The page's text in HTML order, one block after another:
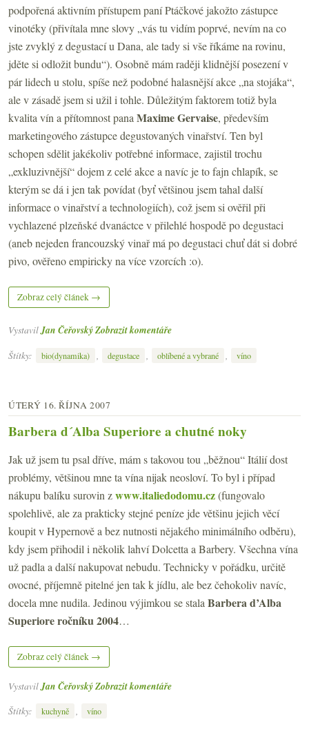
podpořená aktivním přístupem paní Ptáčkové jakožto zástupce
vinotéky (přivítala mne slovy „vás tu vidím poprvé, nevím na co
jste zvyklý z degustací u Dana, ale tady si vše říkáme na rovinu,
jděte si odložit bundu“). Osobně mám raději klidnější posezení v
pár lidech u stolu, spíše než podobné halasnější akce „na stojáka“,
ale v zásadě jsem si užil i tohle. Důležitým faktorem totiž byla
kvalita vín a přítomnost pana Maxime Gervaise, především
marketingového zástupce degustovaných vinařství. Ten byl
schopen sdělit jakékoliv potřebné informace, zajistil trochu
„exkluzivnější“ dojem z celé akce a navíc je to fajn chlapík, se
kterým se dá i jen tak povídat (byť většinou jsem tahal další
informace o vinařství a technologiích), což jsem si ověřil při
vychlazené plzeňské dvanáctce v přilehlé hospodě po degustaci
(aneb nejeden francouzský vinař má po degustaci chuť dát si dobré
pivo, ověřeno empiricky na více vzorcích :o).
Zobraz celý článek →
VystavilJan ČeřovskýZobrazit komentáře
Štítky:
bio(dynamika) degustace oblíbené a vybrané víno
ÚTERÝ 16. ŘÍJNA 2007
Barbera d´Alba Superiore a chutné noky
Jak už jsem tu psal dříve, mám s takovou tou „běžnou“ Itálií dost
problémy, většinou mne ta vína nijak neosloví. To byl i případ
nákupu balíku surovin zwww.italiedodomu.cz(fungovalo
spolehlivě, ale za prakticky stejné peníze jde většinu jejich věcí
koupit v Hypernově a bez nutnosti nějakého minimálního odběru),
kdy jsem přihodil i několik lahví Dolcetta a Barbery. Všechna vína
už padla a další nakupovat nebudu. Technicky v pořádku, určitě
ovocné, příjemně pitelné jen tak k jídlu, ale bez čehokoliv navíc,
docela mne nudila. Jedinou výjimkou se stala Barbera d’Alba
Superiore ročníku 2004…
Zobraz celý článek →
Vystavil Jan ČeřovskýZobrazit komentáře
Štítky:
kuchyně , víno